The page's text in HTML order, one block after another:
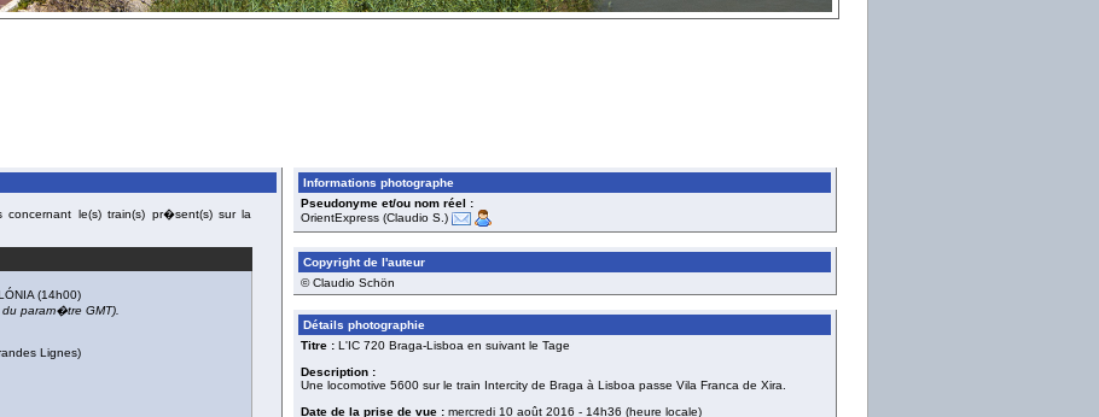
le(s) train(s) pr�sent(s) sur la
(14h00)
param�tre GMT).
Lignes)
Informations photographe
Pseudonyme et/ou nom réel :
OrientExpress (Claudio S.)
Copyright de l'auteur
© Claudio Schön
Détails photographie
Titre :L'IC 720 Braga-Lisboa en suivant le Tage
Description :
Une locomotive 5600 sur le train Intercity de Braga à Lisboa passe Vila Franca de Xira.
Date de la prise de vue : mercredi 10 août 2016 - 14h36 (heure locale)